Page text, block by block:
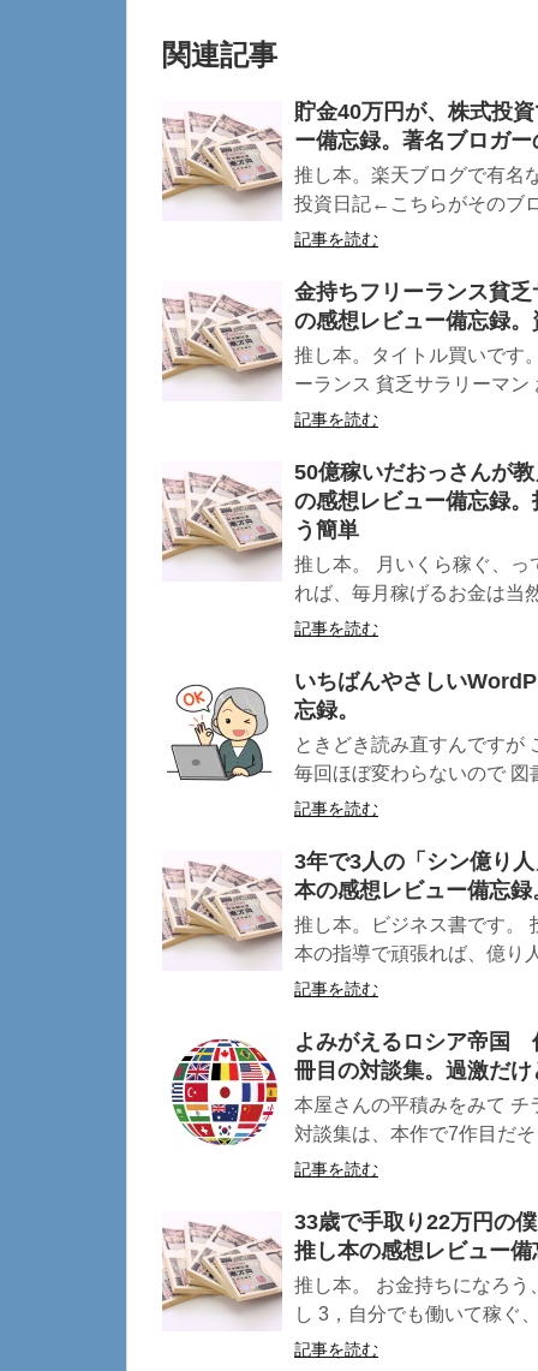
関連記事
貯金40万円が、株式投
ー備忘録。著名ブロガ
推し本。楽天ブログで有名
投資日記←こちらがそのブ
記事を読む
金持ちフリーランス貧
の感想レビュー備忘録
推し本。タイトル買いです
ーランス 貧乏サラリーマン
記事を読む
50億稼いだおっさんが
の感想レビュー備忘録
う簡単
推し本。 月いくら稼ぐ、
れば、毎月稼げるお金は当
記事を読む
いちばんやさしい
忘録。
ときどき読み直すんですが
毎回ほぼ変わらないので 図
記事を読む
3年で3人の「シン億り
本の感想レビュー備忘
推し本。ビジネス書です。
本の指導で頑張れば、億り
記事を読む
よみがえるロシア帝国
冊目の対談集。過激だ
本屋さんの平積みをみて
対談集は、本作で7作目だ
記事を読む
33歳で手取り22万円
推し本の感想レビュー
推し本。 お金持ちになろ
し 3，自分でも働いて稼ぐ
記事を読む